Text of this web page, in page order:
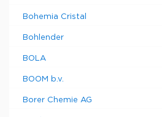
Bohemia Cristal
Bohlender
BOLA
BOOM b.v.
Borer Chemie AG